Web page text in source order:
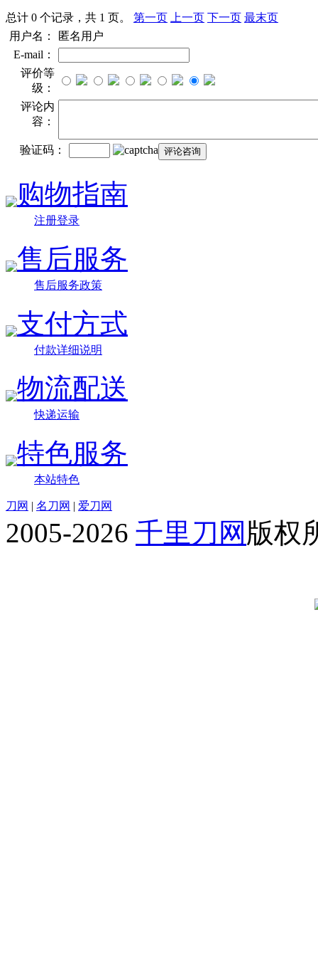
总计 0 个记录，共 1 页。 第一页 上一页 下一页 最末页
用户名：
匿名用户
E-mail：
评价等
级：
评论内
容：
验证码：
购物指南
注册登录
售后服务
售后服务政策
支付方式
付款详细说明
物流配送
快递运输
特色服务
本站特色
刀网 | 名刀网 | 爱刀网
2005-2026 千里刀网 版权